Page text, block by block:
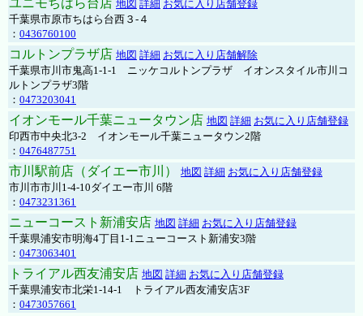
ユニモちはら台店 地図 詳細 お気に入り店舗登録
千葉県市原市ちはら台西３-４
： 0436760100
コルトンプラザ店 地図 詳細 お気に入り店舗解除
千葉県市川市鬼高1-1-1 ニッケコルトンプラザ イオンスタイル市川コ
ルトンプラザ3階
： 0473203041
イオンモール千葉ニュータウン店 地図 詳細 お気に入り店舗登録
印西市中央北3-2 イオンモール千葉ニュータウン2階
： 0476487751
市川駅前店（ダイエー市川） 地図 詳細 お気に入り店舗登録
市川市市川1-4-10ダイエー市川 6階
： 0473231361
ニューコースト新浦安店 地図 詳細 お気に入り店舗登録
千葉県浦安市明海4丁目1-1ニューコースト新浦安3階
： 0473063401
トライアル西友浦安店 地図 詳細 お気に入り店舗登録
千葉県浦安市北栄1-14-1 トライアル西友浦安店3F
： 0473057661